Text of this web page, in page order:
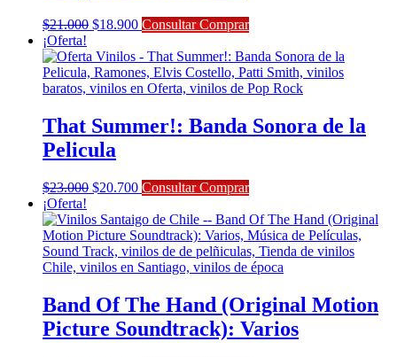
$21.000 El
original
era:
$21.000.
$18.900El
actual
es:
$18.900.
Consultar Comprar
¡Oferta!
That Summer!: Banda Sonora de la
Pelicula
$23.000 El
original
era:
$23.000.
$20.700El
actual
es:
$20.700.
Consultar Comprar
¡Oferta!
Band Of The Hand (Original Motion
Picture Soundtrack): Varios